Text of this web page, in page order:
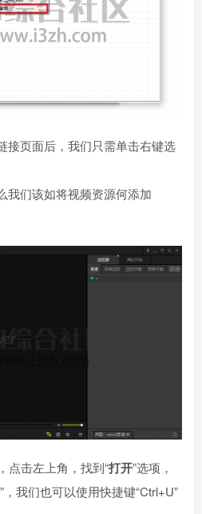
接页面后，我们只需单击右键选
我们该如将视频资源何添加
点击左上角，找到“打开”选项，
”，我们也可以使用快捷键“Ctrl+U”